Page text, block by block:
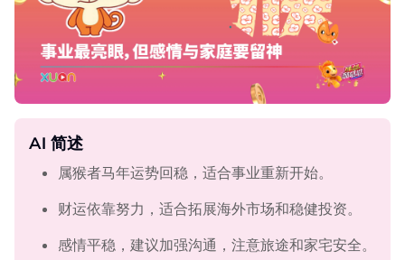
AI 简述
属猴者马年运势回稳，适合事业重新开始。
财运依靠努力，适合拓展海外市场和稳健投资。
感情平稳，建议加强沟通，注意旅途和家宅安全。